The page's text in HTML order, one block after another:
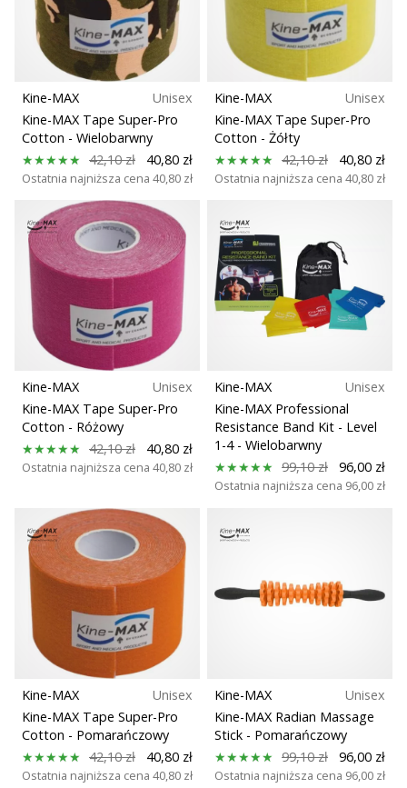
nowe
buty
ręcznej
PUMA
Accelerate
NITRO
SQD
Odkryj
innowacje
techniczne
przekonaj
się,
czy
warto…
25. 11. 2024
•
2 min. czytanie
ambasadorem
Weplayhandball
Czy
jesteś
maniakiem
piłki
ręcznej
tak
my?
Dołącz
do
nas
jako
Dyscyplina
Funkcja
Sport
Kine-MAX
Unisex
Kine-MAX Tape Super-Pro
Cotton - Wielobarwny
42,10 zł
40,80 zł
Ostatnia najniższa cena 40,80 zł
Kine-MAX
Unisex
Kine-MAX Tape Super-Pro
Cotton - Żółty
42,10 zł
40,80 zł
Ostatnia najniższa cena 40,80 zł
Kine-MAX
Unisex
Kine-MAX Tape Super-Pro
Cotton - Różowy
42,10 zł
40,80 zł
Ostatnia najniższa cena 40,80 zł
Kine-MAX
Unisex
Kine-MAX Professional
Resistance Band Kit - Level
1-4 - Wielobarwny
99,10 zł
96,00 zł
Ostatnia najniższa cena 96,00 zł
Kine-MAX
Unisex
Kine-MAX Tape Super-Pro
Cotton - Pomarańczowy
42,10 zł
40,80 zł
Ostatnia najniższa cena 40,80 zł
Kine-MAX
Unisex
Kine-MAX Radian Massage
Stick - Pomarańczowy
99,10 zł
96,00 zł
Ostatnia najniższa cena 96,00 zł